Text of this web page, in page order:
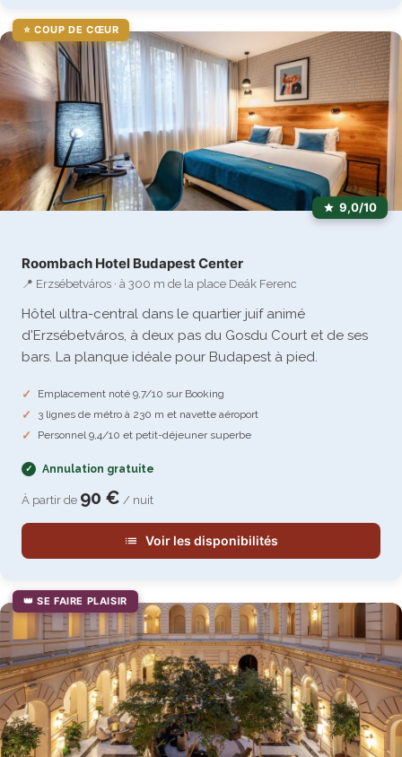
⭐ COUP DE CŒUR
9,0/10
Roombach Hotel Budapest Center
📍 Erzsébetváros · à 300 m de la place Deák Ferenc
Hôtel ultra-central dans le quartier juif animé
d'Erzsébetváros, à deux pas du Gosdu Court et de ses
bars. La planque idéale pour Budapest à pied.
Emplacement noté 9,7/10 sur Booking
3 lignes de métro à 230 m et navette aéroport
Personnel 9,4/10 et petit-déjeuner superbe
Annulation gratuite
À partir de 90 € / nuit
Voir les disponibilités
👑 SE FAIRE PLAISIR